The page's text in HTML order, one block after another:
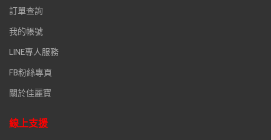
訂單查詢
我的帳號
LINE專人服務
FB粉絲專頁
關於佳麗寶
線上支援